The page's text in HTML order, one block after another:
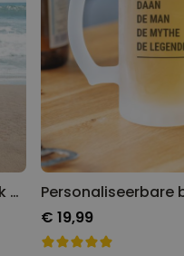
Gepersonaliseerde handdoek met drankjes en tekst
€ 19,99